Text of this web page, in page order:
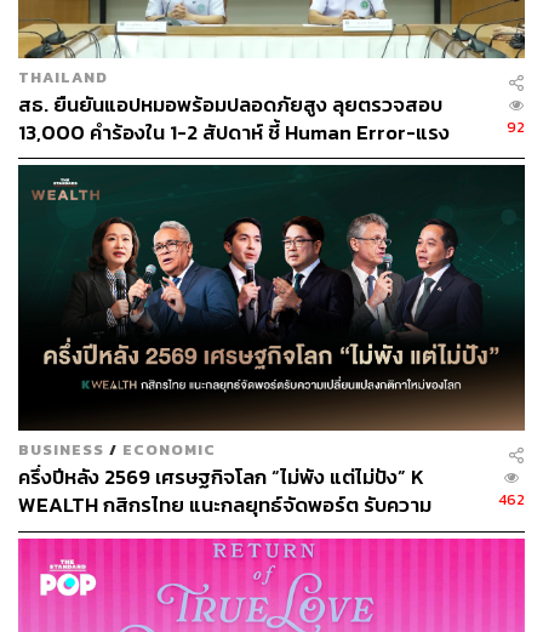
THAILAND
สธ. ยืนยันแอปหมอพร้อมปลอดภัยสูง ลุยตรวจสอบ
13,000 คำร้องใน 1-2 สัปดาห์ ชี้ Human Error-แรง
กดดัน KPI ทำคลาดเคลื่อน ยันไร้ทุจริตเบิกงบ
92
BUSINESS / ECONOMIC
ครึ่งปีหลัง 2569 เศรษฐกิจโลก “ไม่พัง แต่ไม่ปัง” K
WEALTH กสิกรไทย แนะกลยุทธ์จัดพอร์ต รับความ
เปลี่ยนแปลงกติกาใหม่ของโลก
462